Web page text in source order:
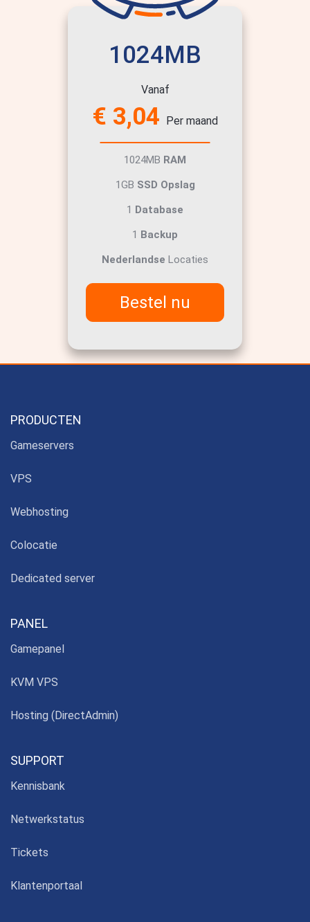
1024MB
Vanaf
€ 3,04 Per maand
1024MB RAM
1GB SSD Opslag
1 Database
1 Backup
Nederlandse Locaties
Bestel nu
PRODUCTEN
Gameservers
VPS
Webhosting
Colocatie
Dedicated server
PANEL
Gamepanel
KVM VPS
Hosting (DirectAdmin)
SUPPORT
Kennisbank
Netwerkstatus
Tickets
Klantenportaal